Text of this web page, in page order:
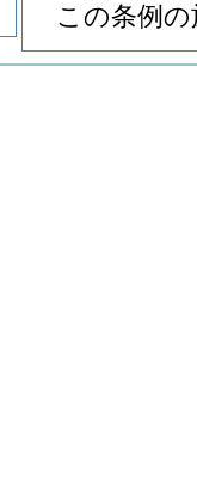
この条例